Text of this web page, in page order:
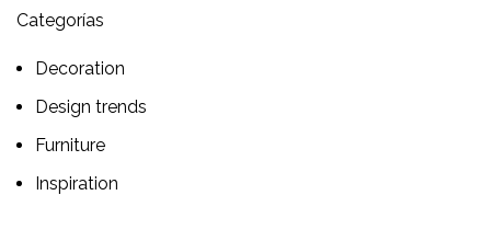
Categorías
Decoration
Design trends
Furniture
Inspiration